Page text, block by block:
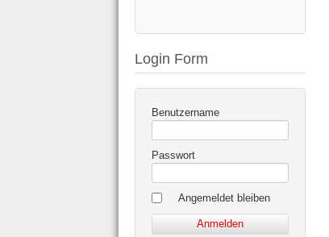
Login Form
Benutzername
Passwort
Angemeldet bleiben